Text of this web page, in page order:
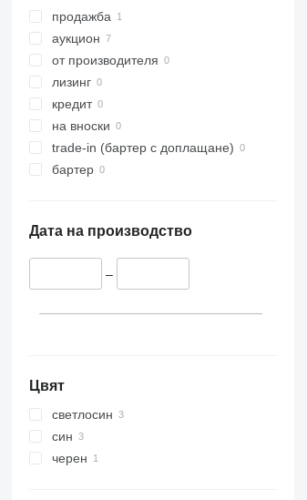
продажба
аукцион
от производителя
лизинг
кредит
на вноски
trade-in (бартер с доплащане)
бартер
Дата на производство
–
Цвят
светлосин
син
черен